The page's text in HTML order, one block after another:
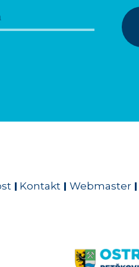
Kontakt Webmaster